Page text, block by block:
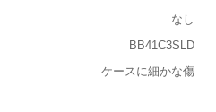
なし
BB41C3SLD
ケースに細かな傷